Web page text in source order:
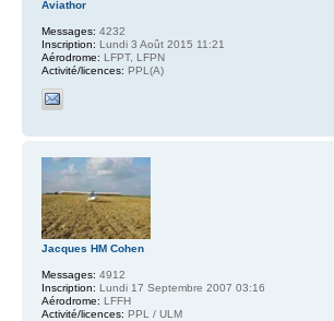
Aviathor
Messages: 4232
Inscription: Lundi 3 Août 2015 11:21
Aérodrome: LFPT, LFPN
Activité/licences: PPL(A)
Jacques HM Cohen
Messages: 4912
Inscription: Lundi 17 Septembre 2007 03:16
Aérodrome: LFFH
Activité/licences: PPL / ULM